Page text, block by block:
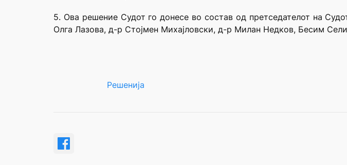
5. Ова решение Судот го донесе во состав од претседателот на
Олга Лазова, д-р Стојмен Михајловски, д-р Милан Недков, Бесим
Решенија